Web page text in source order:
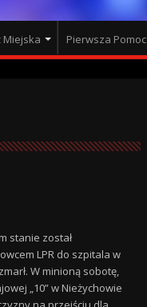
Miejska Pierwsza Pomoc
stanie został
LPR do szpitala w
W minioną sobotę,
„10” w Nieżychowie